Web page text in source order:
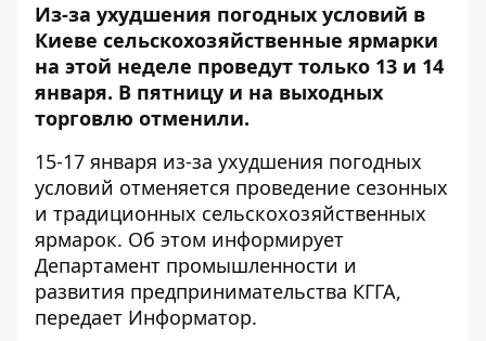
Из-за ухудшения погодных условий в
Киеве сельскохозяйственные ярмарки
на этой неделе проведут только 13 и 14
января. В пятницу и на выходных
торговлю отменили.
15-17 января из-за ухудшения погодных
условий отменяется проведение сезонных
и традиционных сельскохозяйственных
ярмарок. Об этом информирует
Департамент промышленности и
развития предпринимательства КГГА,
передает Информатор.